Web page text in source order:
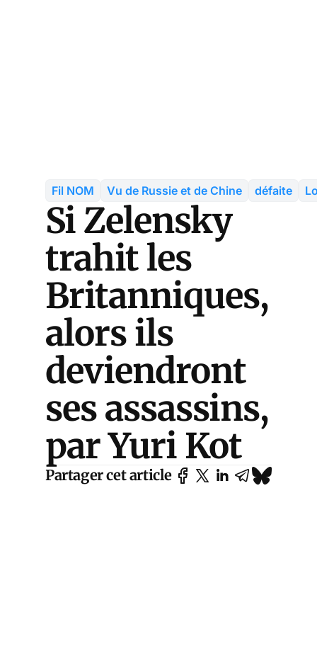
Fil NOM Vu de Russie et de Chine défaite
Si Zelensky
trahit les
Britanniques,
alors ils
deviendront
ses assassins,
par Yuri Kot
Partager cet article